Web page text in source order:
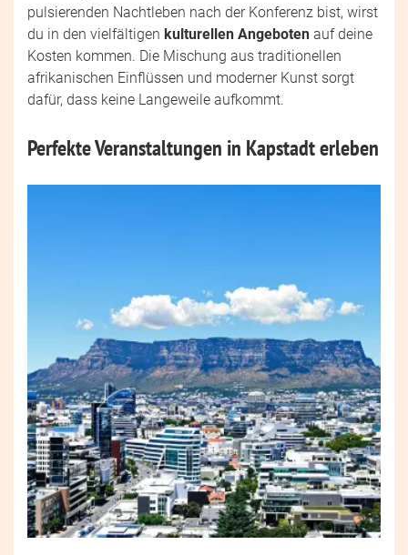
pulsierenden Nachtleben nach der Konferenz bist, wirst
du in den vielfältigen kulturellen Angeboten auf deine
Kosten kommen. Die Mischung aus traditionellen
afrikanischen Einflüssen und moderner Kunst sorgt
dafür, dass keine Langeweile aufkommt.
Perfekte Veranstaltungen in Kapstadt erleben